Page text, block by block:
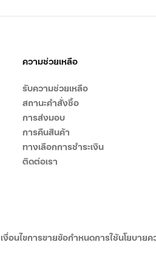
ความช่วยเหลือ
รับความช่วยเหลือ
สถานะคำสั่งซื้อ
การส่งมอบ
การคืนสินค้า
ทางเลือกการชำระเงิน
ติดต่อเรา
เงื่อนไขการขายข้อกำหนดการใช้นโยบาย